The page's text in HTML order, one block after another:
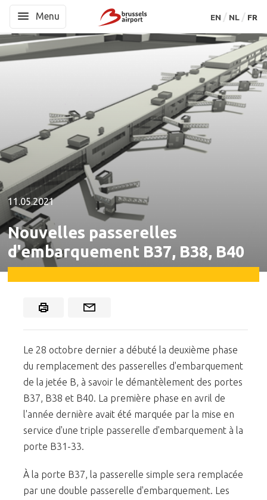
Menu EN NL FR
11.05.2021
Nouvelles passerelles
d'embarquement B37, B38, B40
Le 28 octobre dernier a débuté la deuxième phase
du remplacement des passerelles d'embarquement
de la jetée B, à savoir le démantèlement des portes
B37, B38 et B40. La première phase en avril de
l'année dernière avait été marquée par la mise en
service d'une triple passerelle d'embarquement à la
porte B31-33.
À la porte B37, la passerelle simple sera remplacée
par une double passerelle d'embarquement. Les
Menu EN NL FR